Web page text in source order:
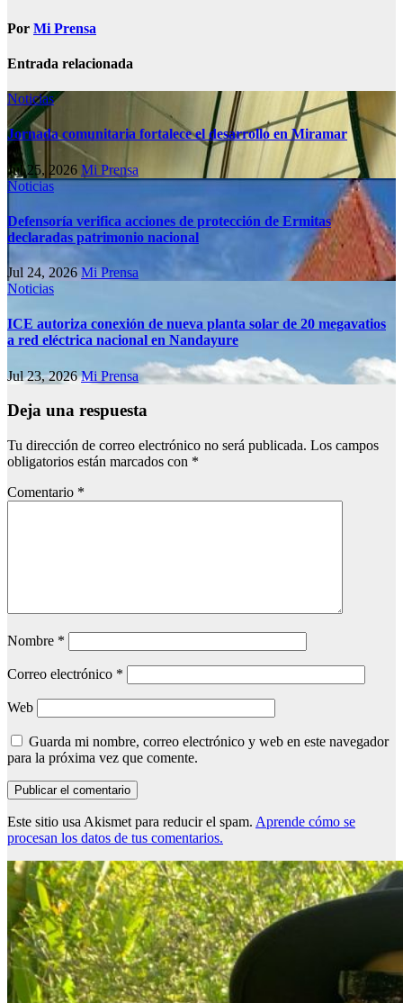
Por Mi Prensa
Entrada relacionada
Noticias
Jornada comunitaria fortalece el desarrollo en Miramar
Jul 25, 2026 Mi Prensa
Noticias
Defensoría verifica acciones de protección de Ermitas
declaradas patrimonio nacional
Jul 24, 2026Mi Prensa
Noticias
ICE autoriza conexión de nueva planta solar de 20 megavatios
a red eléctrica nacional en Nandayure
Jul 23, 2026Mi Prensa
Deja una respuesta
Tu dirección de correo electrónico no será publicada. Los campos
obligatorios están marcados con *
Comentario *
Nombre *
Correo electrónico *
Web
Guarda mi nombre, correo electrónico y web en este navegador
para la próxima vez que comente.
Este sitio usa Akismet para reducir el spam. Aprende cómo se
procesan los datos de tus comentarios.